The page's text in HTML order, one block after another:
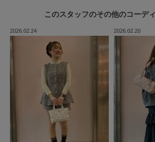
このスタッフのその他のコーデ
2026.02.24 2026.02.20